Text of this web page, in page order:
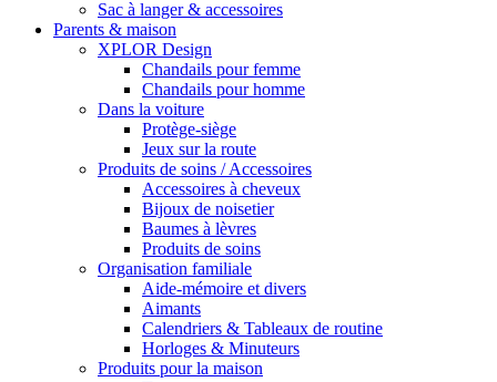
Sac à langer & accessoires
Parents & maison
XPLOR Design
Chandails pour femme
Chandails pour homme
Dans la voiture
Protège-siège
Jeux sur la route
Produits de soins / Accessoires
Accessoires à cheveux
Bijoux de noisetier
Baumes à lèvres
Produits de soins
Organisation familiale
Aide-mémoire et divers
Aimants
Calendriers & Tableaux de routine
Horloges & Minuteurs
Produits pour la maison